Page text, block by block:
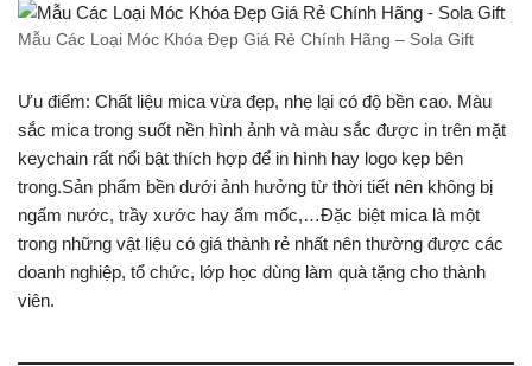
Mẫu Các Loại Móc Khóa Đẹp Giá Rẻ Chính Hãng – Sola Gift
Ưu điểm: Chất liệu mica vừa đẹp, nhẹ lại có độ bền cao. Màu
sắc mica trong suốt nền hình ảnh và màu sắc được in trên mặt
keychain rất nổi bật thích hợp để in hình hay logo kẹp bên
trong.Sản phẩm bền dưới ảnh hưởng từ thời tiết nên không bị
ngấm nước, trầy xước hay ẩm mốc,…Đặc biệt mica là một
trong những vật liệu có giá thành rẻ nhất nên thường được các
doanh nghiệp, tổ chức, lớp học dùng làm quà tặng cho thành
viên.